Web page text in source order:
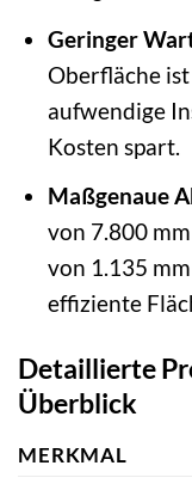
Geringer
Oberfläche
aufwendige
Kosten spart.
Maßgenaue
von 7.800
von 1.135
effiziente
Detaillierte
Überblick
MERKMAL